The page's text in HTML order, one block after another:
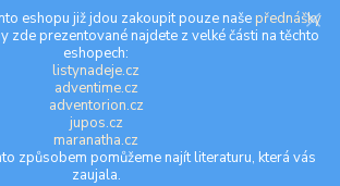
eshopu již jdou zakoupit pouze naše přednášky
zde prezentované najdete z velké části na těchto
eshopech:
listynadeje.cz
adventime.cz
adventorion.cz
jupos.cz
maranatha.cz
způsobem pomůžeme najít literaturu, která vás
zaujala.